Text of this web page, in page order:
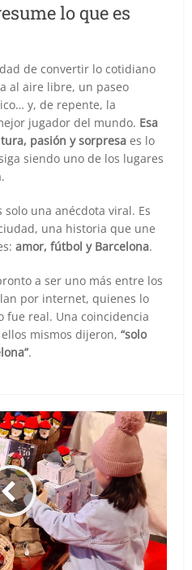
lo que es
de convertir lo cotidiano
al aire libre, un paseo
y, de repente, la
jugador del mundo. Esa
pasión y sorpresa es lo
siendo uno de los lugares
una anécdota viral. Es
una historia que une
amor, fútbol y Barcelona.
a ser uno más entre los
por internet, quienes lo
fue real. Una coincidencia
mismos dijeron,“solo
.